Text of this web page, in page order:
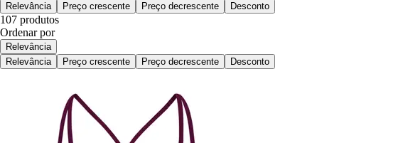
Relevância
Preço crescente Preço decrescente Desconto
107 produtos
Ordenar por
Relevância
Relevância
Preço crescente Preço decrescente Desconto